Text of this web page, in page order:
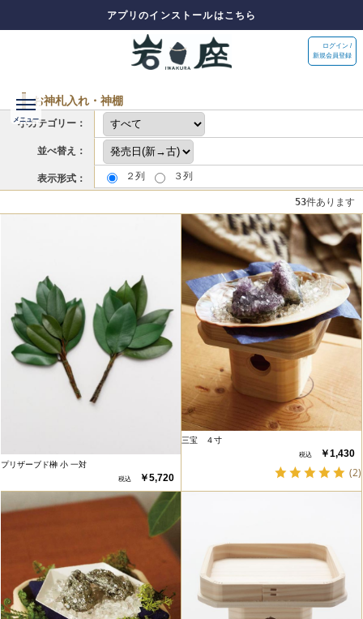
アプリのインストールはこちら
ログイン /
新規会員登録
お神札入れ・神棚
小カテゴリー：
並べ替え：
表示形式： ２列 ３列
53件あります
プリザーブド榊 小 一対
￥5,720
三宝 ４寸
￥1,430
(2)